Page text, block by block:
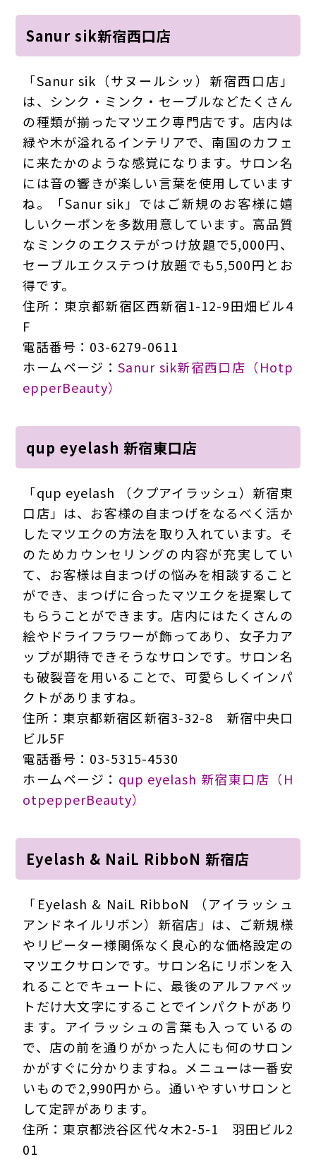
Sanur sik新宿西口店
「Sanur sik（サヌールシッ）新宿西口店」
は、シンク・ミンク・セーブルなどたくさん
の種類が揃ったマツエク専門店です。店内は
緑や木が溢れるインテリアで、南国のカフェ
に来たかのような感覚になります。サロン名
には音の響きが楽しい言葉を使用しています
ね。「Sanur sik」ではご新規のお客様に嬉
しいクーポンを多数用意しています。高品質
なミンクのエクステがつけ放題で5,000円、
セーブルエクステつけ放題でも5,500円とお
得です。
住所：東京都新宿区西新宿1-12-9田畑ビル4
F
電話番号：03-6279-0611
ホームページ：Sanur sik新宿西口店（Hotp
epperBeauty）
qup eyelash 新宿東口店
「qup eyelash （クプアイラッシュ）新宿東
口店」は、お客様の自まつげをなるべく活か
したマツエクの方法を取り入れています。そ
のためカウンセリングの内容が充実してい
て、お客様は自まつげの悩みを相談すること
ができ、まつげに合ったマツエクを提案して
もらうことができます。店内にはたくさんの
絵やドライフラワーが飾ってあり、女子力ア
ップが期待できそうなサロンです。サロン名
も破裂音を用いることで、可愛らしくインパ
クトがありますね。
住所：東京都新宿区新宿3-32-8 新宿中央口
ビル5F
電話番号：03-5315-4530
ホームページ： qup eyelash 新宿東口店（H
otpepperBeauty）
Eyelash & NaiL RibboN 新宿店
「Eyelash & NaiL RibboN （アイラッシュ
アンドネイルリボン）新宿店」は、ご新規様
やリピーター様関係なく良心的な価格設定の
マツエクサロンです。サロン名にリボンを入
れることでキュートに、最後のアルファベッ
トだけ大文字にすることでインパクトがあり
ます。アイラッシュの言葉も入っているの
で、店の前を通りがかった人にも何のサロン
かがすぐに分かりますね。メニューは一番安
いもので2,990円から。通いやすいサロンと
して定評があります。
住所：東京都渋谷区代々木2-5-1 羽田ビル2
01